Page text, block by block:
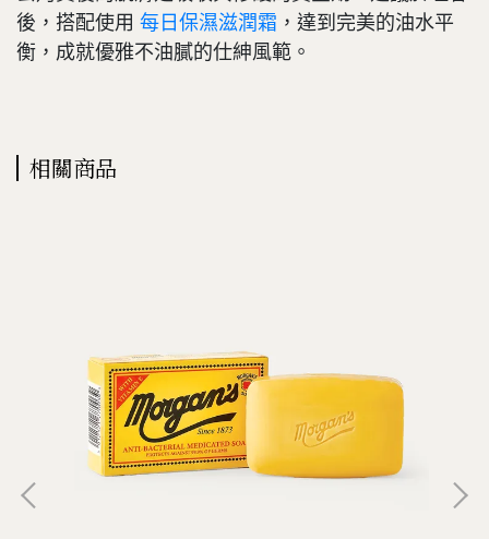
後，搭配使用 每日保濕滋潤霜 ，達到完美的油水平
衡，成就優雅不油膩的仕紳風範。
相關商品